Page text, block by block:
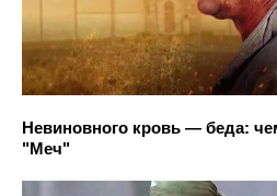
Невиновного кровь — беда:
"Меч"